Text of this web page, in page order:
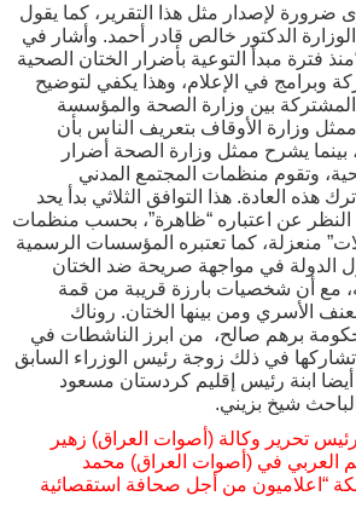
ضرورة لإصدار مثل هذا التقرير، كما يقول
الدكتور خالص قادر أحمد. وأشار في
فترة مبدأ التوعية بأضرار الختان الصحية
وبرامج في الإعلام، وهذا يكفي لتوضيح
المشتركة بين وزارة الصحة والمؤسسة
ممثل وزارة الأوقاف بتعريف الناس بأن
بينما يشرح ممثل وزارة الصحة أضرار
وتقوم منظمات المجتمع المدني
هذه العادة. هذا التوافق الثلاثي بدأ يحد
عن اعتباره “ظاهرة”، بحسب منظمات
منعزلة، كما تعتبره المؤسسات الرسمية
الدولة في مواجهة صريحة ضد الختان
مع أن شخصيات بارزة قريبة من قمة
الأسري ومن بينها الختان. روناك
برهم صالح، من ابرز الناشطات في
في ذلك زوجة رئيس الوزراء السابق
ابنة رئيس إقليم كردستان مسعود
شيخ بزيني.
تحرير وكالة (أصوات العراق) زهير
العربي في (أصوات العراق) محمد
“اعلاميون من أجل صحافة استقصائية